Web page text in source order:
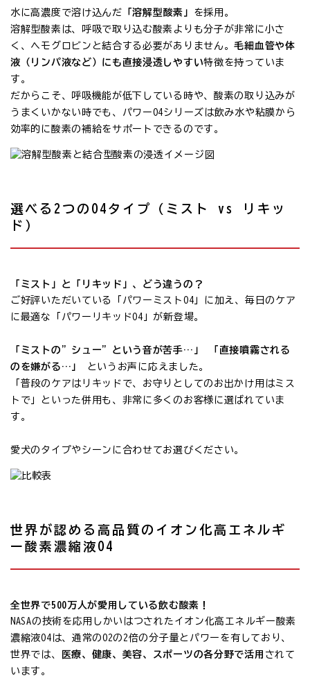
水に高濃度で溶け込んだ 「溶解型酸素」 を採用。
溶解型酸素は、呼吸で取り込む酸素よりも分子が非常に小さ
く、ヘモグロビンと結合する必要がありません。毛細血管や体
液（リンパ液など）にも直接浸透しやすい特徴を持っていま
す。
だからこそ、呼吸機能が低下している時や、酸素の取り込みが
うまくいかない時でも、パワーO4シリーズは飲み水や粘膜から
効率的に酸素の補給をサポートできるのです。
選べる2つのO4タイプ（ミスト vs リキッ
ド）
「ミスト」と「リキッド」、どう違うの？
ご好評いただいている「パワーミストO4」に加え、毎日のケア
に最適な「パワーリキッドO4」が新登場。
「ミストの”シュー”という音が苦手…」 「直接噴霧される
のを嫌がる…」
というお声に応えました。
「普段のケアはリキッドで、お守りとしてのお出かけ用はミス
トで」といった併用も、非常に多くのお客様に選ばれていま
す。
愛犬のタイプやシーンに合わせてお選びください。
世界が認める高品質のイオン化高エネルギ
ー酸素濃縮液O4
全世界で500万人が愛用している飲む酸素！
NASAの技術を応用しかいはつされたイオン化高エネルギー酸素
濃縮液O4は、通常のO2の2倍の分子量とパワーを有しており、
世界では、
医療、健康、美容、スポーツの各分野で活用 されて
います。